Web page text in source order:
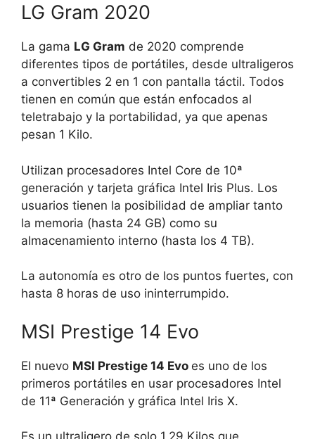
LG Gram 2020
La gama LG Gram de 2020 comprende
diferentes tipos de portátiles, desde ultraligeros
a convertibles 2 en 1 con pantalla táctil. Todos
tienen en común que están enfocados al
teletrabajo y la portabilidad, ya que apenas
pesan 1 Kilo.
Utilizan procesadores Intel Core de 10ª
generación y tarjeta gráfica Intel Iris Plus. Los
usuarios tienen la posibilidad de ampliar tanto
la memoria (hasta 24 GB) como su
almacenamiento interno (hasta los 4 TB).
La autonomía es otro de los puntos fuertes, con
hasta 8 horas de uso ininterrumpido.
MSI Prestige 14 Evo
El nuevo MSI Prestige 14 Evo es uno de los
primeros portátiles en usar procesadores Intel
de 11ª Generación y gráfica Intel Iris X.
Es un ultraligero de solo 1,29 Kilos que